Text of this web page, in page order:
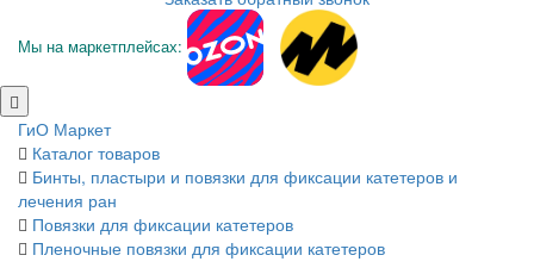
Мы на маркетплейсах:
ГиО Маркет
Каталог товаров
Бинты, пластыри и повязки для фиксации катетеров и
лечения ран
Повязки для фиксации катетеров
Пленочные повязки для фиксации катетеров